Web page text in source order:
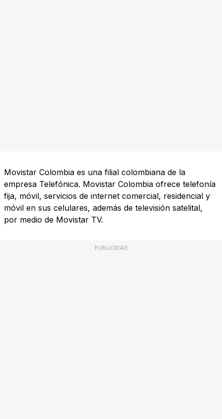
Movistar Colombia es una filial colombiana de la
empresa Telefónica. Movistar Colombia ofrece telefonía
fija, móvil, servicios de internet comercial, residencial y
móvil en sus celulares, además de televisión satelital,
por medio de Movistar TV.
PUBLICIDAD